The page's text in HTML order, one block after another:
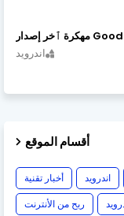
اندرويد
أقسام الموقع
أخبار تقنية اندرويد
ربح من الأنترنت